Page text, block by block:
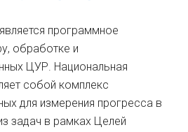
программное
обработке и
ЦУР. Национальная
собой комплекс
для измерения прогресса в
задач в рамках Целей